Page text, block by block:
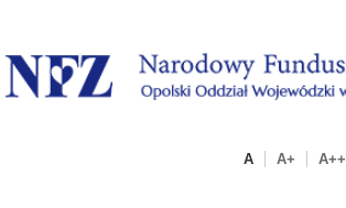
.
A A+ A++